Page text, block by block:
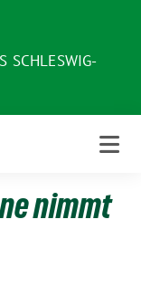
SCHLESWIG-
nimmt